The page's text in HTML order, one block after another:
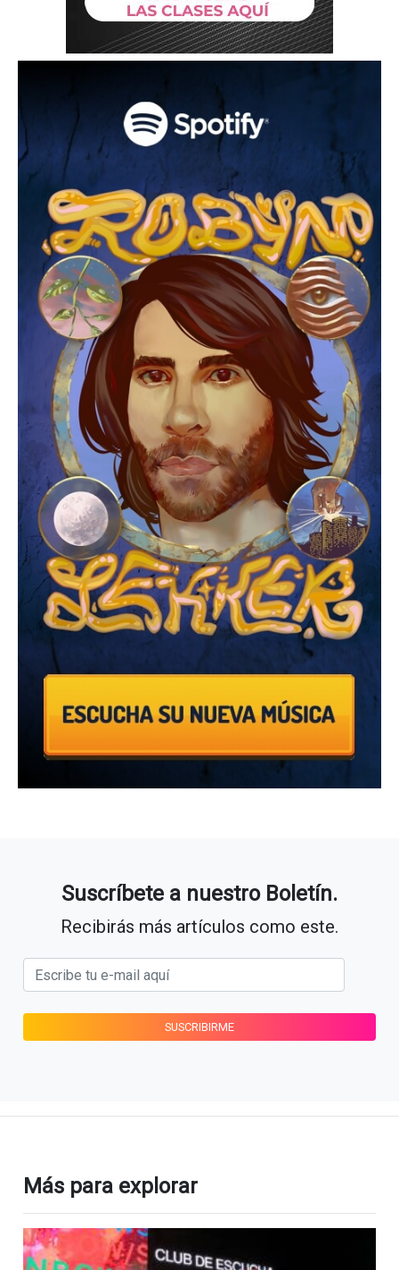
Suscríbete a nuestro Boletín.
Recibirás más artículos como este.
Más para explorar